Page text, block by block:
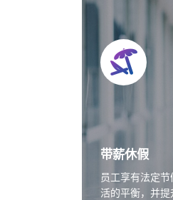
带薪休假
员工享有法定
活的平衡，并